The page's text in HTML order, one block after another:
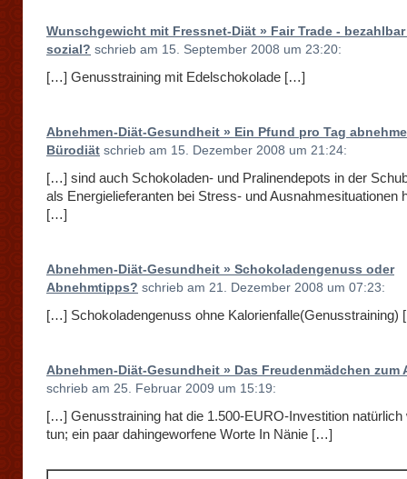
Wunschgewicht mit Fressnet-Diät » Fair Trade -
sozial? schrieb am 15. September 2008 um 23:20:
[…] Genusstraining mit Edelschokolade […]
Abnehmen-Diät-Gesundheit » Ein Pfund pro Tag
Bürodiät schrieb am 15. Dezember 2008 um 21:24:
[…] sind auch Schokoladen- und Pralinendepots in der
als Energielieferanten bei Stress- und Ausnahmesituationen
[…]
Abnehmen-Diät-Gesundheit » Schokoladengenuss oder
Abnehmtipps? schrieb am 21. Dezember 2008 um 07:23:
[…] Schokoladengenuss ohne Kalorienfalle(Genusstraining)
Abnehmen-Diät-Gesundheit » Das Freudenmädchen zum
schrieb am 25. Februar 2009 um 15:19:
[…] Genusstraining hat die 1.500-EURO-Investition natürlich
tun; ein paar dahingeworfene Worte In Nänie […]